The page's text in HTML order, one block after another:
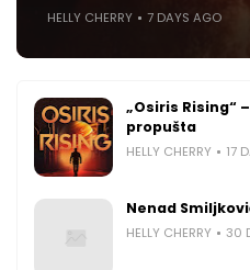
HELLY CHERRY 7 DAYS AGO
„Osiris Rising“
propušta
HELLY CHERRY 17
Nenad
HELLY CHERRY 30